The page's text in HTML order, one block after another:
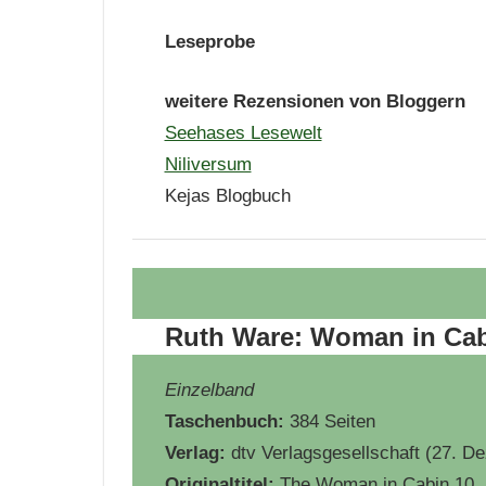
Leseprobe
weitere Rezensionen von Bloggern
Seehases Lesewelt
Niliversum
Kejas Blogbuch
Ruth Ware: Woman in
Einzelband
Taschenbuch: 384 Seiten
Verlag: dtv Verlagsgesellschaft (27.